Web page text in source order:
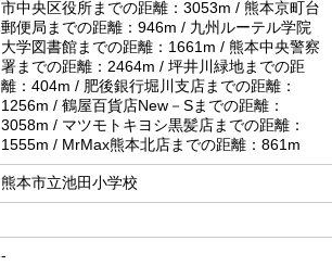
市中央区役所までの距離：3053m / 熊本京町台
郵便局までの距離：946m / 九州ルーテル学院
大学図書館までの距離：1661m / 熊本中央警察
署までの距離：2464m / 坪井川緑地までの距
離：404m / 肥後銀行堀川支店までの距離：
1256m / 鶴屋百貨店New－Sまでの距離：
3058m / マツモトキヨシ黒髪店までの距離：
1555m / MrMax熊本北店までの距離：861m
熊本市立池田小学校
-